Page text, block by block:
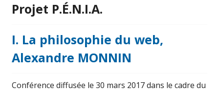
Projet P.É.N.I.A.
I. La philosophie du web,
Alexandre MONNIN
Conférence diffusée le 30 mars 2017 dans le cadre du